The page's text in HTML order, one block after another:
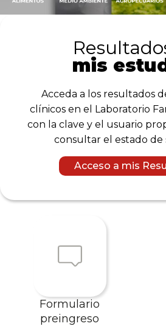
mis
Acceda a los resultados
clínicos en el Laboratorio
con la clave y el usuario
consultar el estado de
Acceso a mis
Formulario
preingreso